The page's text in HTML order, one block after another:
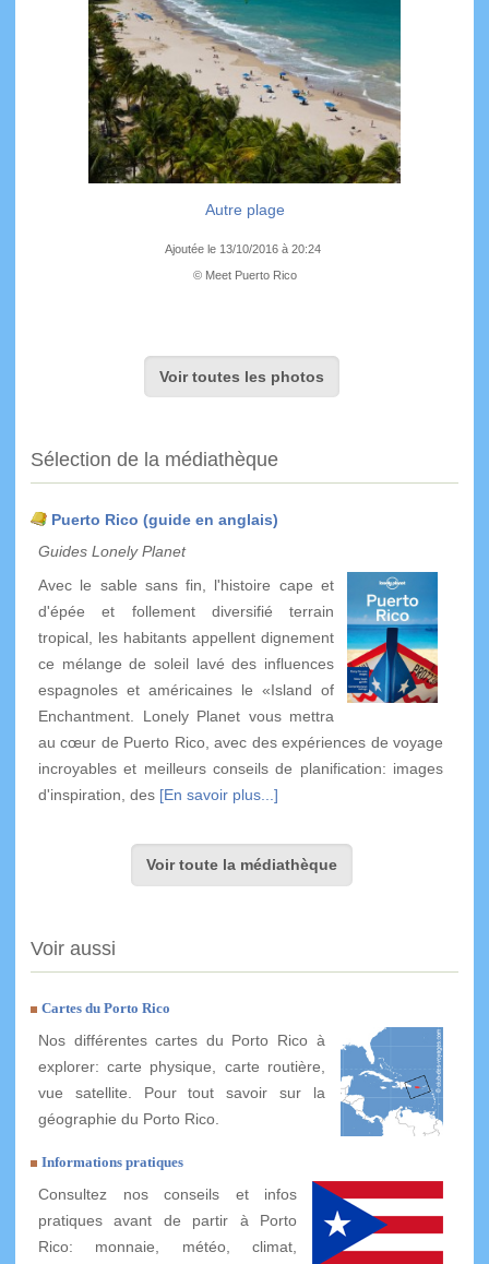
Autre plage
Ajoutée le 13/10/2016 à 20:24
© Meet Puerto Rico
Voir toutes les photos
Sélection de la médiathèque
Puerto Rico (guide en anglais)
Guides Lonely Planet
Avec le sable sans fin, l'histoire cape et
d'épée et follement diversifié terrain
tropical, les habitants appellent dignement
ce mélange de soleil lavé des influences
espagnoles et américaines le «Island of
Enchantment. Lonely Planet vous mettra
au cœur de Puerto Rico, avec des expériences de voyage
incroyables et meilleurs conseils de planification: images
d'inspiration, des [En savoir plus...]
Voir toute la médiathèque
Voir aussi
Cartes du Porto Rico
Nos différentes cartes du Porto Rico à
explorer: carte physique, carte routière,
vue satellite. Pour tout savoir sur la
géographie du Porto Rico.
Informations pratiques
Consultez nos conseils et infos
pratiques avant de partir à Porto
Rico: monnaie, météo, climat,